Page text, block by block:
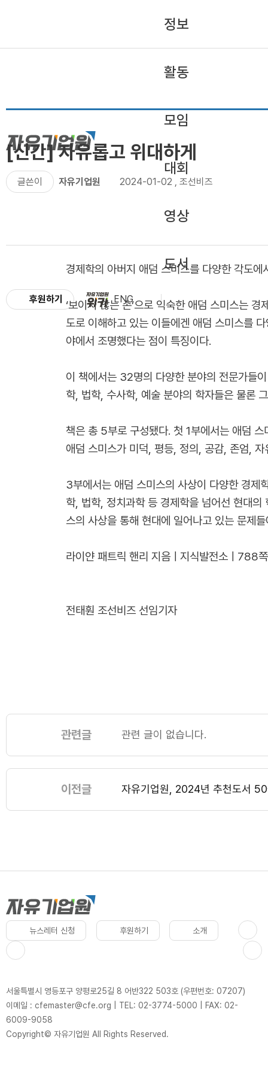
정보
활동
모임
대회
영상
도서
후원하기 ENG
[신간] 자유롭고 위대하게
글쓴이 자유기업원 2024-01-02 , 조선비즈
경제학의 아버지 애덤 스미스를 다양한 각도에
‘보이지 않는 손’으로 익숙한 애덤 스미스는
도로 이해하고 있는 이들에겐 애덤 스미스를
야에서 조명했다는 점이 특징이다.
이 책에서는 32명의 다양한 분야의 전문가들
학, 법학, 수사학, 예술 분야의 학자들은 물론
책은 총 5부로 구성됐다. 첫 1부에서는 애덤
애덤 스미스가 미덕, 평등, 정의, 공감, 존엄,
3부에서는 애덤 스미스의 사상이 다양한 경제
학, 법학, 정치과학 등 경제학을 넘어선 현대
스의 사상을 통해 현대에 일어나고 있는 문제
라이얀 패트릭 핸리 지음ㅣ지식발전소ㅣ788
전태훤 조선비즈 선임기자
관련글 관련 글이 없습니다.
이전글 자유기업원, 2024년 추천도서
뉴스레터 신청 후원하기 소개
서울특별시 영등포구 양평로25길 8 어반322 503호 (우편번호: 07207)
이메일 : cfemaster@cfe.org
TEL: 02-3774-5000
FAX: 02-
6009-9058
Copyright© 자유기업원 All Rights Reserved.